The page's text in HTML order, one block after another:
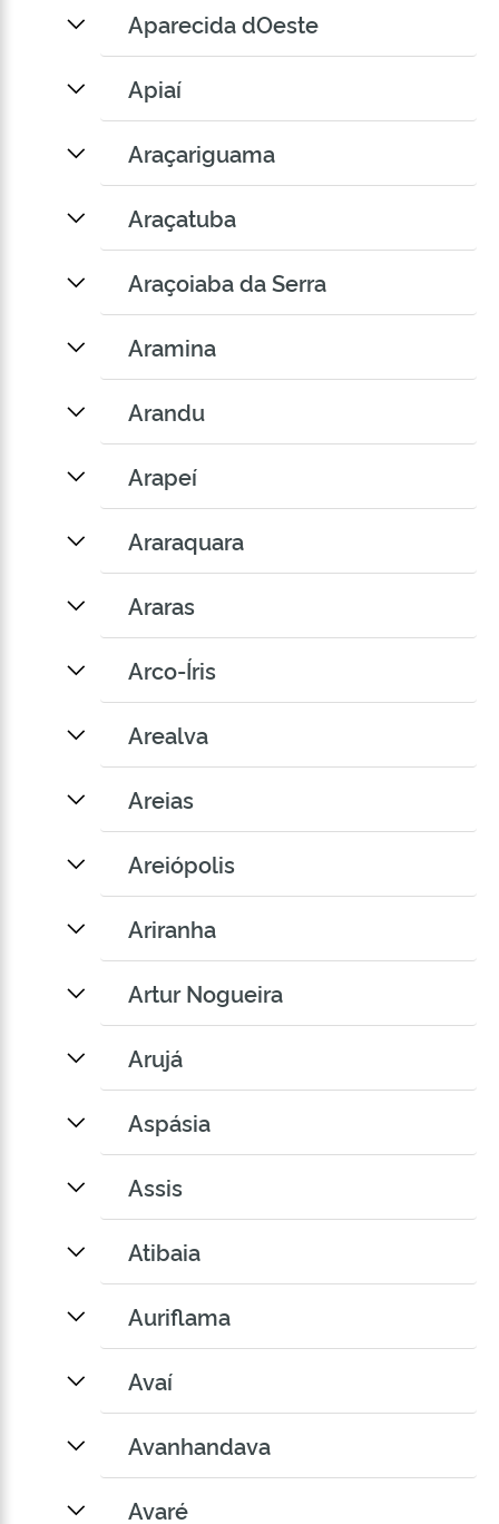
Aparecida dOeste
Apiaí
Araçariguama
Araçatuba
Araçoiaba da Serra
Aramina
Arandu
Arapeí
Araraquara
Araras
Arco-Íris
Arealva
Areias
Areiópolis
Ariranha
Artur Nogueira
Arujá
Aspásia
Assis
Atibaia
Auriflama
Avaí
Avanhandava
Avaré